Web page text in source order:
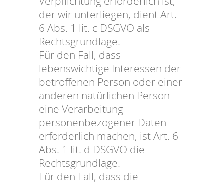
der wir unterliegen, dient Art.
6 Abs. 1 lit. c DSGVO als
Rechtsgrundlage.
Für den Fall, dass
lebenswichtige Interessen der
betroffenen Person oder einer
anderen natürlichen Person
eine Verarbeitung
personenbezogener Daten
erforderlich machen, ist Art. 6
Abs. 1 lit. d DSGVO die
Rechtsgrundlage.
Für den Fall, dass die